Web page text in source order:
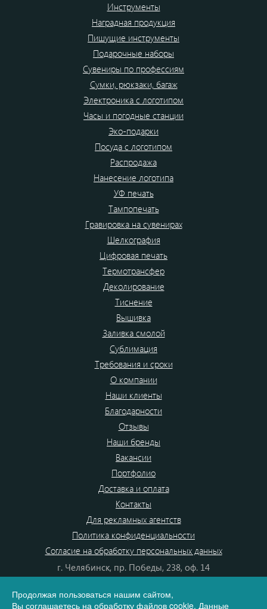
Инструменты
Наградная продукция
Пишущие инструменты
Подарочные наборы
Сувениры по профессиям
Сумки, рюкзаки, багаж
Электроника с логотипом
Часы и погодные станции
Эко-подарки
Посуда с логотипом
Распродажа
Нанесение логотипа
УФ печать
Тампопечать
Гравировка на сувенирах
Шелкография
Цифровая печать
Термотрансфер
Деколирование
Тиснение
Вышивка
Заливка смолой
Сублимация
Требования и сроки
О компании
Наши клиенты
Благодарности
Отзывы
Наши бренды
Вакансии
Портфолио
Доставка и оплата
Контакты
Для рекламных агентств
Политика конфиденциальности
Согласие на обработку персональных данных
г. Челябинск, пр. Победы, 238, оф. 14
8 (800) 555-80-87
Продолжая пользоваться нашим сайтом,
Вы соглашаетесь на обработку файлов cookie. Данные